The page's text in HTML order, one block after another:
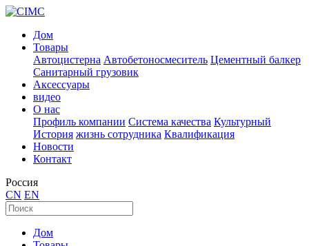
Дом
Товары
Автоцистерна Автобетоносмеситель Цементный балкер
Санитарный грузовик
Аксессуары
видео
О нас
Профиль компании Система качества Культурный
История жизнь сотрудника Квалификация
Новости
Контакт
Россия
CN EN
Дом